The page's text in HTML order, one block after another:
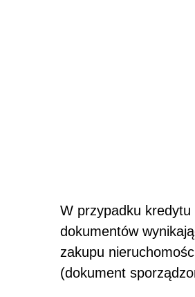
W przypadku kredytu
dokumentów
zakupu
(dokument